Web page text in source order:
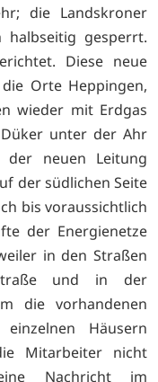
die Landskroner
halbseitig gesperrt.
Diese neue
Orte Heppingen,
wieder mit Erdgas
unter der Ahr
neuen Leitung
der südlichen Seite
bis voraussichtlich
der Energienetze
in den Straßen
und in der
die vorhandenen
Häusern
Mitarbeiter nicht
Nachricht im